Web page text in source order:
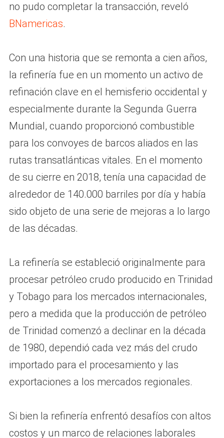
no pudo completar la transacción, reveló
BNamericas.
Con una historia que se remonta a cien años,
la refinería fue en un momento un activo de
refinación clave en el hemisferio occidental y
especialmente durante la Segunda Guerra
Mundial, cuando proporcionó combustible
para los convoyes de barcos aliados en las
rutas transatlánticas vitales. En el momento
de su cierre en 2018, tenía una capacidad de
alrededor de 140.000 barriles por día y había
sido objeto de una serie de mejoras a lo largo
de las décadas.
La refinería se estableció originalmente para
procesar petróleo crudo producido en Trinidad
y Tobago para los mercados internacionales,
pero a medida que la producción de petróleo
de Trinidad comenzó a declinar en la década
de 1980, dependió cada vez más del crudo
importado para el procesamiento y las
exportaciones a los mercados regionales.
Si bien la refinería enfrentó desafíos con altos
costos y un marco de relaciones laborales